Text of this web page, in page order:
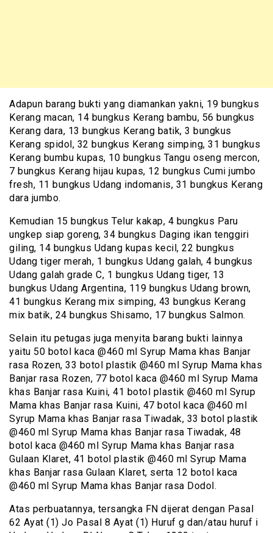
Adapun barang bukti yang diamankan yakni, 19 bungkus
Kerang macan, 14 bungkus Kerang bambu, 56 bungkus
Kerang dara, 13 bungkus Kerang batik, 3 bungkus
Kerang spidol, 32 bungkus Kerang simping, 31 bungkus
Kerang bumbu kupas, 10 bungkus Tangu oseng mercon,
7 bungkus Kerang hijau kupas, 12 bungkus Cumi jumbo
fresh, 11 bungkus Udang indomanis, 31 bungkus Kerang
dara jumbo.
Kemudian 15 bungkus Telur kakap, 4 bungkus Paru
ungkep siap goreng, 34 bungkus Daging ikan tenggiri
giling, 14 bungkus Udang kupas kecil, 22 bungkus
Udang tiger merah, 1 bungkus Udang galah, 4 bungkus
Udang galah grade C, 1 bungkus Udang tiger, 13
bungkus Udang Argentina, 119 bungkus Udang brown,
41 bungkus Kerang mix simping, 43 bungkus Kerang
mix batik, 24 bungkus Shisamo, 17 bungkus Salmon.
Selain itu petugas juga menyita barang bukti lainnya
yaitu 50 botol kaca @460 ml Syrup Mama khas Banjar
rasa Rozen, 33 botol plastik @460 ml Syrup Mama khas
Banjar rasa Rozen, 77 botol kaca @460 ml Syrup Mama
khas Banjar rasa Kuini, 41 botol plastik @460 ml Syrup
Mama khas Banjar rasa Kuini, 47 botol kaca @460 ml
Syrup Mama khas Banjar rasa Tiwadak, 33 botol plastik
@460 ml Syrup Mama khas Banjar rasa Tiwadak, 48
botol kaca @460 ml Syrup Mama khas Banjar rasa
Gulaan Klaret, 41 botol plastik @460 ml Syrup Mama
khas Banjar rasa Gulaan Klaret, serta 12 botol kaca
@460 ml Syrup Mama khas Banjar rasa Dodol.
Atas perbuatannya, tersangka FN dijerat dengan Pasal
62 Ayat (1) Jo Pasal 8 Ayat (1) Huruf g dan/atau huruf i